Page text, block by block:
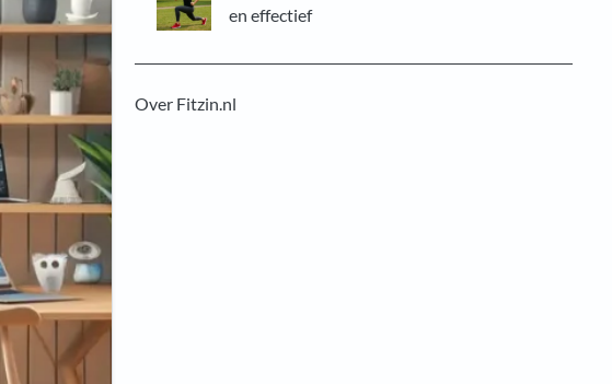
en effectief
Over Fitzin.nl